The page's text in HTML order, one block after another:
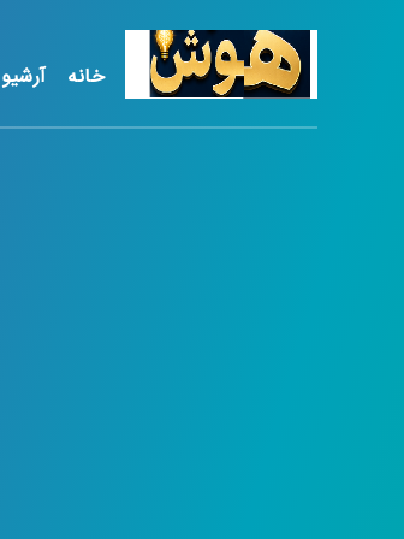
خانه آرشیو